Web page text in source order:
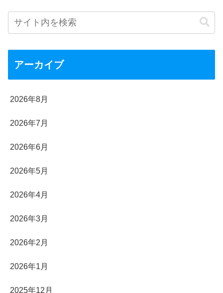
アーカイブ
2026年8月
2026年7月
2026年6月
2026年5月
2026年4月
2026年3月
2026年2月
2026年1月
2025年12月